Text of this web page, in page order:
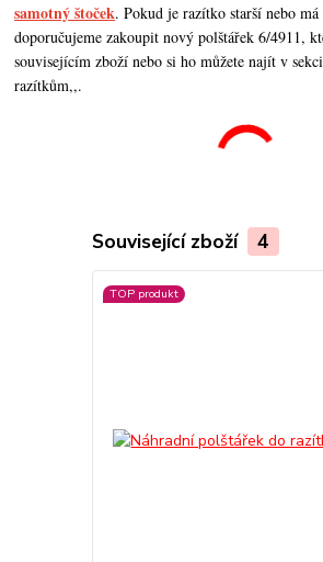
samotný štoček. Pokud je razítko starší nebo má
doporučujeme zakoupit nový polštářek 6/4911,
souvisejícím zboží nebo si ho můžete najít v
razítkům,,.
Související zboží 4
TOP produkt